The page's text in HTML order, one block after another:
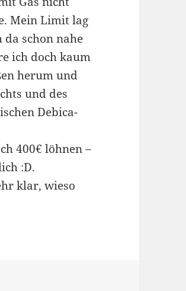
Mein Limit lag
schon nahe
ich doch kaum
herum und
und des
Debica-
400€ löhnen –
:D.
klar, wieso